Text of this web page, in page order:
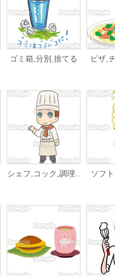
ゴミ箱,分別,捨てる ピザ,
シェフ,コック,調理.. ソフ